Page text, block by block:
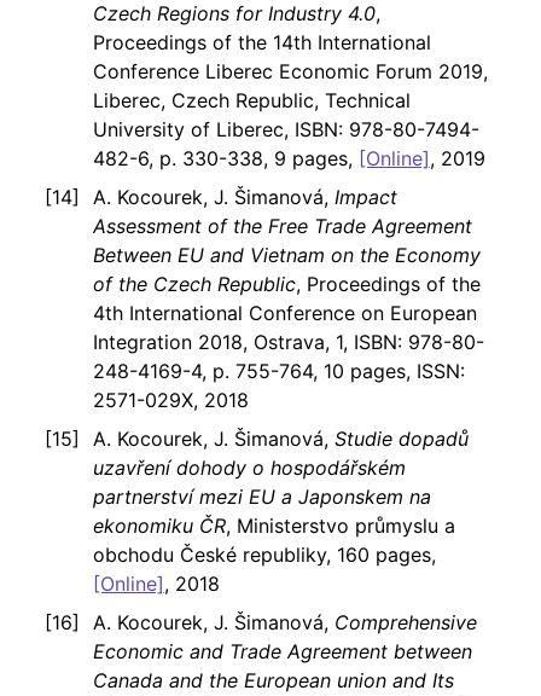
Czech Regions for Industry 4.0,
Proceedings of the 14th International
Conference Liberec Economic Forum 2019,
Liberec, Czech Republic, Technical
University of Liberec, ISBN: 978-80-7494-
482-6, p. 330-338, 9 pages, [Online], 2019
A. Kocourek, J. Šimanová, Impact
Assessment of the Free Trade Agreement
Between EU and Vietnam on the Economy
of the Czech Republic, Proceedings of the
4th International Conference on European
Integration 2018, Ostrava, 1, ISBN: 978-80-
248-4169-4, p. 755-764, 10 pages, ISSN:
2571-029X, 2018
A. Kocourek, J. Šimanová, Studie dopadů
uzavření dohody o hospodářském
partnerství mezi EU a Japonskem na
ekonomiku ČR, Ministerstvo průmyslu a
obchodu České republiky, 160 pages,
[Online], 2018
A. Kocourek, J. Šimanová, Comprehensive
Economic and Trade Agreement between
Canada and the European union and Its